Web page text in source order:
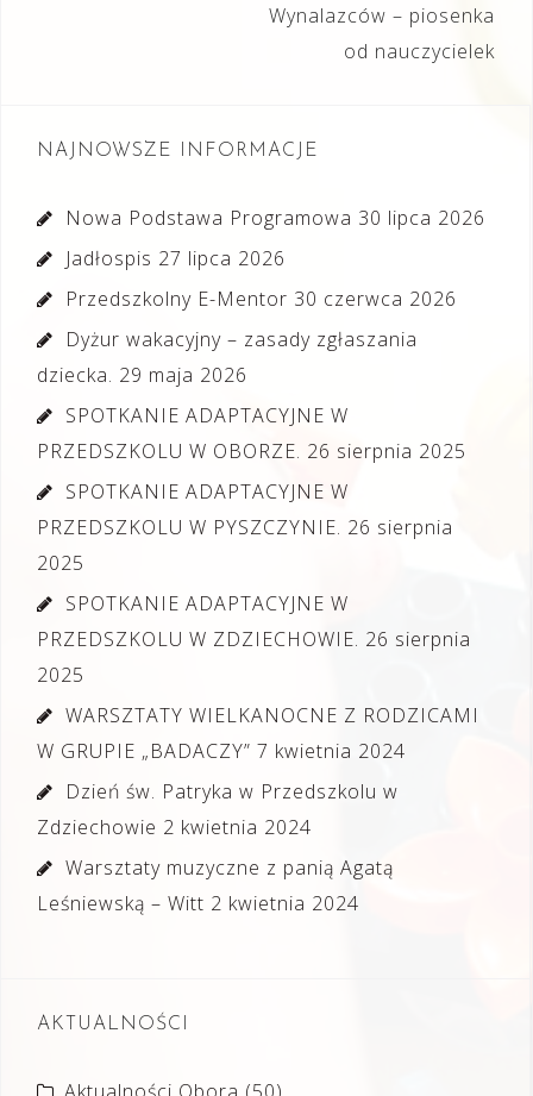
Wynalazców – piosenka
od nauczycielek
NAJNOWSZE INFORMACJE
Nowa Podstawa Programowa 30 lipca 2026
Jadłospis 27 lipca 2026
Przedszkolny E-Mentor 30 czerwca 2026
Dyżur wakacyjny – zasady zgłaszania
dziecka. 29 maja 2026
SPOTKANIE ADAPTACYJNE W
PRZEDSZKOLU W OBORZE. 26 sierpnia 2025
SPOTKANIE ADAPTACYJNE W
PRZEDSZKOLU W PYSZCZYNIE. 26 sierpnia
2025
SPOTKANIE ADAPTACYJNE W
PRZEDSZKOLU W ZDZIECHOWIE. 26 sierpnia
2025
WARSZTATY WIELKANOCNE Z RODZICAMI
W GRUPIE „BADACZY” 7 kwietnia 2024
Dzień św. Patryka w Przedszkolu w
Zdziechowie 2 kwietnia 2024
Warsztaty muzyczne z panią Agatą
Leśniewską – Witt 2 kwietnia 2024
AKTUALNOŚCI